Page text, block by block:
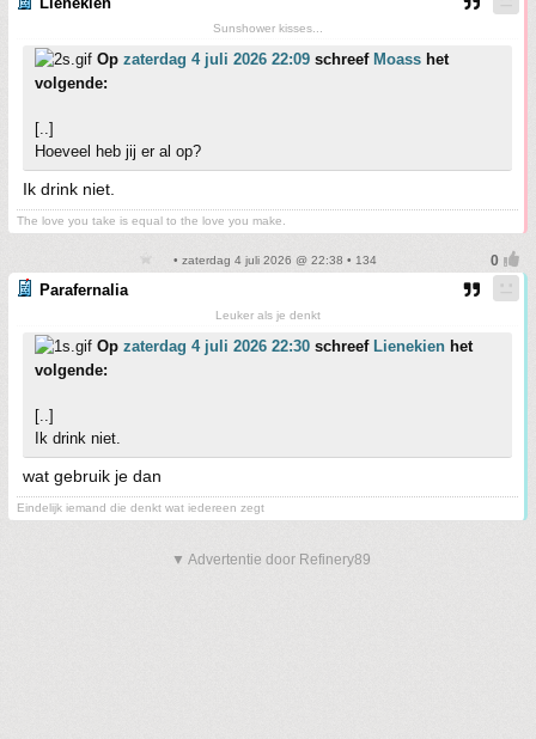
Sunshower kisses...
Op zaterdag 4 juli 2026 22:09 schreef Moass het
volgende:
[..]
Hoeveel heb jij er al op?
Ik drink niet.
The love you take is equal to the love you make.
• zaterdag 4 juli 2026 @ 22:38 • 134
Parafernalia
Leuker als je denkt
Op zaterdag 4 juli 2026 22:30 schreef Lienekien het
volgende:
[..]
Ik drink niet.
wat gebruik je dan
Eindelijk iemand die denkt wat iedereen zegt
▼ Advertentie door Refinery89